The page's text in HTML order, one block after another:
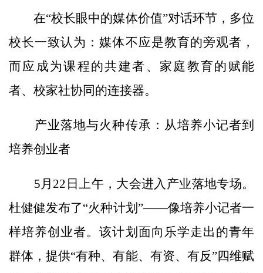
在“校长眼中的媒体价值”对话环节，多位
校长一致认为：媒体不应是教育的旁观者，
而应成为课程的共建者、家庭教育的赋能
者、校家社协同的连接器。
产业落地与火种传承：从培养小记者到
培养创业者
5月22日上午，大会进入产业落地专场。
杜健健发布了“火种计划”——像培养小记者一
样培养创业者。该计划面向乐学走出的青年
群体，提供“有种、有能、有资、有反”四维赋